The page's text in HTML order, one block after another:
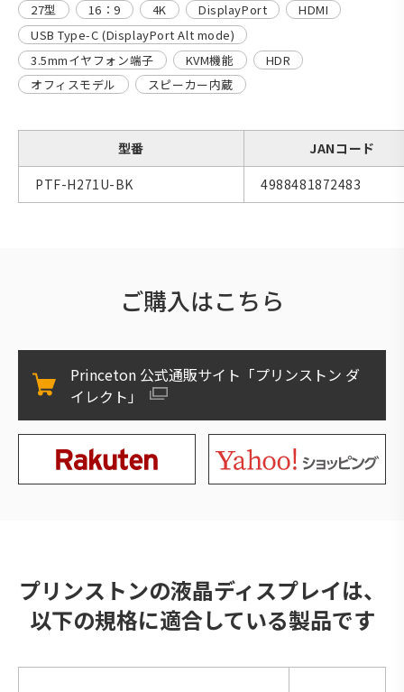
27型 16：9 4K DisplayPort
HDMI
USB Type-C (DisplayPort Alt mode)
3.5mmイヤフォン端子
KVM機能
HDR
オフィスモデル
スピーカー内蔵
型番
JANコード
PTF-H271U-BK
4988481872483
ご購入はこちら
Princeton 公式通販サイト「プリンストン ダ
イレクト」
プリンストンの液晶ディスプレイは、
以下の規格に適合している製品です